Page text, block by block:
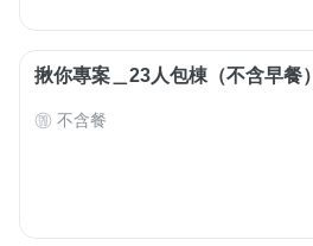
揪你專案＿23人包棟（不含早餐）
不含餐